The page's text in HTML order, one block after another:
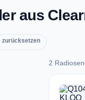
aus
zurücksetzen
2
2